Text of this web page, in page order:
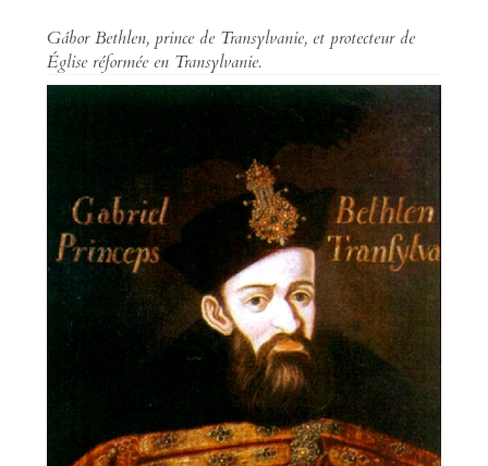
Gábor Bethlen, prince de Transylvanie, et protecteur de
Église réformée en Transylvanie.